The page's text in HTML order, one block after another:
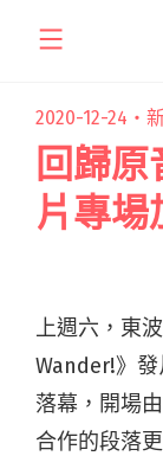
2020-12-24・
回歸原
片專場
上週六，東
Wander!》
落幕，開場
合作的段落